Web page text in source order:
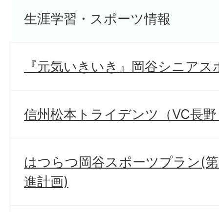
生涯学習・スポーツ情報
『元気いきいき』岡谷シニア
信州松本トライデンツ（VC長
はつらつ岡谷スポーツプラン(
進計画)